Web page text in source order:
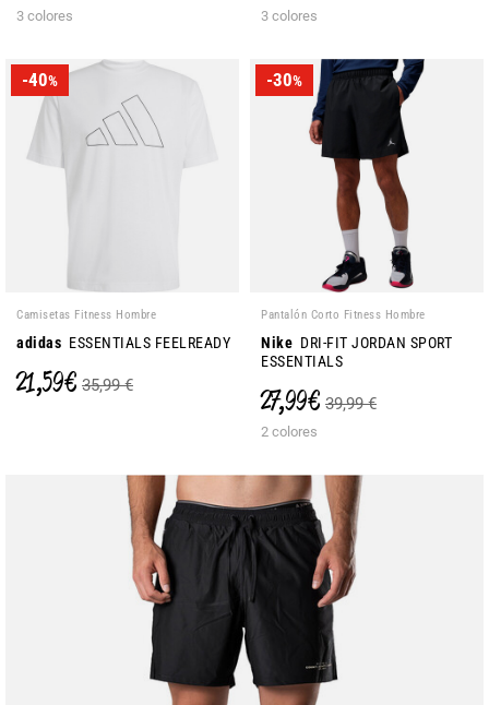
3 colores 3 colores
-40%
Camisetas Fitness Hombre
adidas ESSENTIALS FEELREADY
21,59 € 35,99 €
-30%
Pantalón Corto Fitness Hombre
Nike DRI-FIT JORDAN SPORT
ESSENTIALS
27,99 € 39,99 €
2 colores